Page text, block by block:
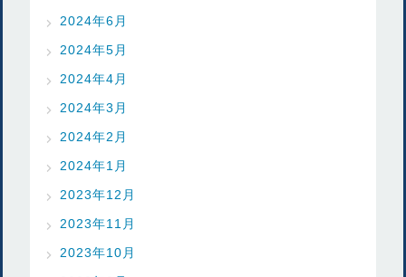
2024年6月
2024年5月
2024年4月
2024年3月
2024年2月
2024年1月
2023年12月
2023年11月
2023年10月